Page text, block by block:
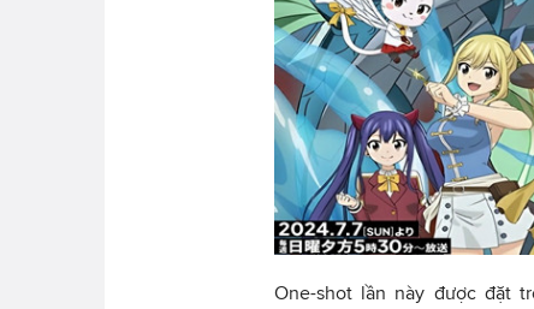
One-shot lần này được đặt